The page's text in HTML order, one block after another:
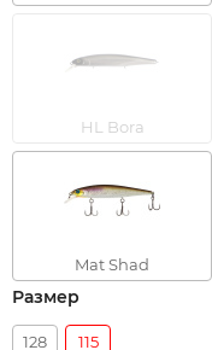
HL Bora
Mat Shad
Размер
128 115